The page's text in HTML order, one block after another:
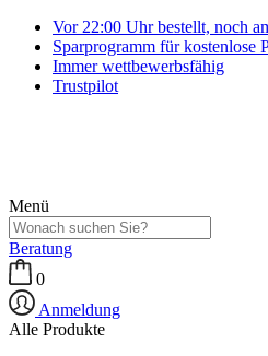
Vor 22:00 Uhr bestellt, noch
Sparprogramm für kostenlose
Immer wettbewerbsfähig
Trustpilot
Menü
Beratung
0
Anmeldung
Alle Produkte